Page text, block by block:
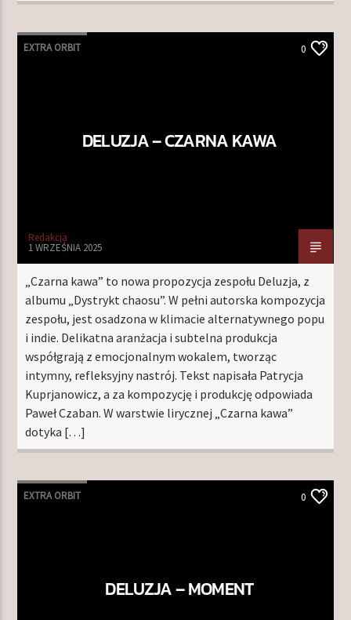
EXTRA ORBIT 0
DELUZJA – CZARNA KAWA
Redakcja
1 WRZEŚNIA 2025
„Czarna kawa” to nowa propozycja zespołu Deluzja, z
albumu „Dystrykt chaosu”. W pełni autorska kompozycja
zespołu, jest osadzona w klimacie alternatywnego popu
i indie. Delikatna aranżacja i subtelna produkcja
współgrają z emocjonalnym wokalem, tworząc
intymny, refleksyjny nastrój. Tekst napisała Patrycja
Kuprjanowicz, a za kompozycję i produkcję odpowiada
Paweł Czaban. W warstwie lirycznej „Czarna kawa”
dotyka […]
EXTRA ORBIT 0
DELUZJA – MOMENT